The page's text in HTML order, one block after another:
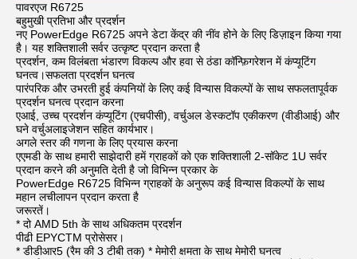
पावरएज R6725
बहुमुखी प्रतिभा और प्रदर्शन
नए PowerEdge R6725 अपने डेटा केंद्र की नींव होने के लिए डिज़ाइन किया गया
है। यह शक्तिशाली सर्वर उत्कृष्ट प्रदान करता है
प्रदर्शन, कम विलंबता भंडारण विकल्प और हवा से ठंडा कॉन्फ़िगरेशन में कंप्यूटिंग
घनत्व।सफलता प्रदर्शन घनत्व
पारंपरिक और उभरती हुई कंपनियों के लिए कई विन्यास विकल्पों के साथ सफलतापूर्वक
प्रदर्शन घनत्व प्रदान करना
एआई, उच्च प्रदर्शन कंप्यूटिंग (एचपीसी), वर्चुअल डेस्कटॉप एकीकरण (वीडीआई) और
घने वर्चुअलाइजेशन सहित कार्यभार।
अगले स्तर की गणना के लिए प्रयास करना
एएमडी के साथ हमारी साझेदारी हमें ग्राहकों को एक शक्तिशाली 2-सॉकेट 1U सर्वर
प्रदान करने की अनुमति देती है जो विभिन्न प्रकार के
PowerEdge R6725 विभिन्न ग्राहकों के अनुरूप कई विन्यास विकल्पों के साथ
महान लचीलापन प्रदान करता है
जरूरतें।
* दो AMD 5th के साथ अधिकतम प्रदर्शन
पीढी EPYCTM प्रोसेसर।
* डीडीआर5 (रैम की 3 टीबी तक) * मेमोरी क्षमता के साथ मेमोरी घनत्व